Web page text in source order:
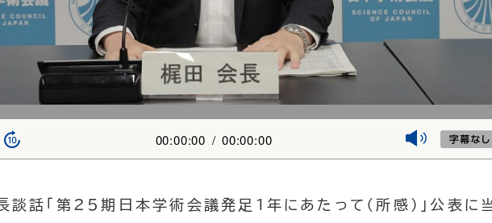
00:00:00 / 00:00:00
談話「第25期日本学術会議発足1年にあたって（所感）」公表に